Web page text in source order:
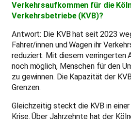
Verkehrsaufkommen für die
Verkehrsbetriebe (KVB)?
Antwort: Die KVB hat seit 2023
Fahrer/innen und Wagen ihr
reduziert. Mit diesem verringerten
noch möglich, Menschen für den
zu gewinnen. Die Kapazität der
Grenzen.
Gleichzeitig steckt die KVB in
Krise. Über Jahrzehnte hat der